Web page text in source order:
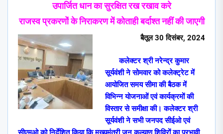
उपार्जित धान का सुरक्षित रख रखाव करे
राजस्व प्रकरणों के निराकरण में कोताही बर्दाश्त नहीं की जाएगी
बैतूल30 दिसंबर, 2024
कलेक्टर श्री नरेन्द्र कुमार
सूर्यवंशी ने सोमवार को कलेक्ट्रेट में
आयोजित समय सीमा की बैठक में
विभिन्न योजनाओं एवं कार्यक्रमों की
विस्तार से समीक्षा की। कलेक्टर श्री
सूर्यवंशी ने सभी जनपद सीईओ एवं